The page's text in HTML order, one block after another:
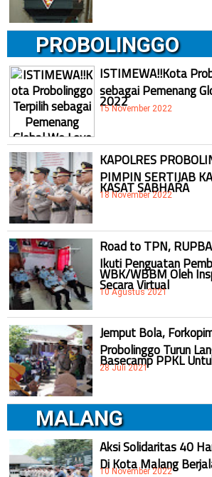
PROBOLINGGO
ISTIMEWA!!Kota
sebagai Pemenang
2022
15 November 2022
KAPOLRES
PIMPIN SERTIJAB
KASAT SABHARA
18 November 2022
Road to TPN,
Ikuti Penguatan
WBK/WBBM Oleh
Secara Virtual
10 Agustus 2021
Jemput Bola,
Probolinggo Turun
Basecamp PPKL
28 Juli 2021
MALANG
Aksi Solidaritas 40
Di Kota Malang
10 November 2022